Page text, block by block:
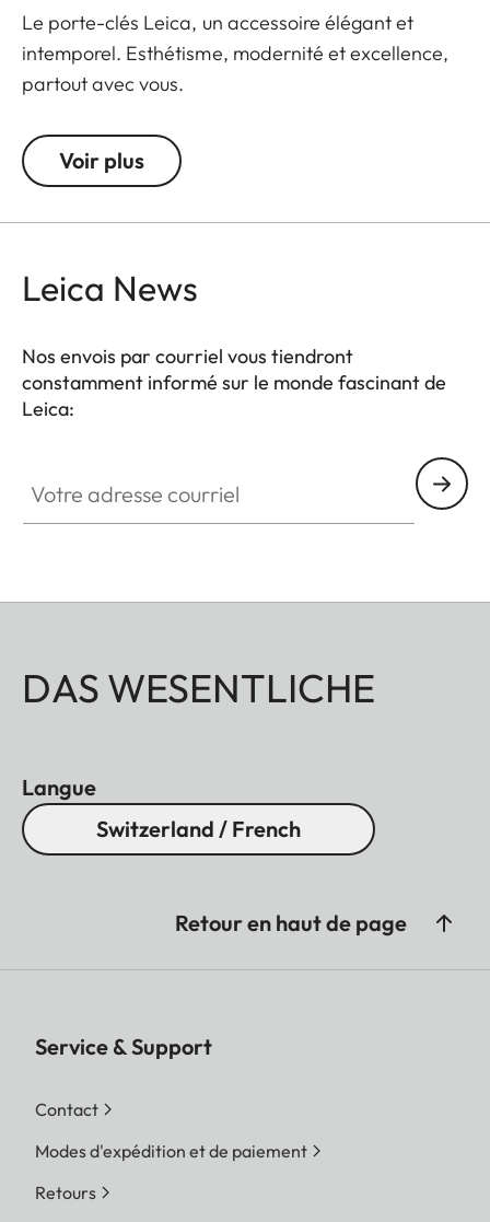
Le porte-clés Leica, un accessoire élégant et
intemporel. Esthétisme, modernité et excellence,
partout avec vous.
Voir plus
Leica News
Nos envois par courriel vous tiendront
constamment informé sur le monde fascinant de
Leica:
DAS WESENTLICHE
Langue
Switzerland / French
Retour en haut de page
Service & Support
Contact
Modes d'expédition et de paiement
Retours